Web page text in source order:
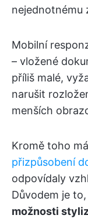
nejednotnému
Mobilní
– vložené
příliš malé,
narušit
menších
Kromě toho
přizpůsobení
odpovídaly
Důvodem je
možnosti